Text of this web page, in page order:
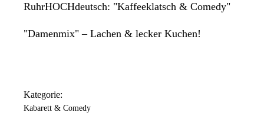
RuhrHOCHdeutsch: "Kaffeeklatsch & Comedy"
"Damenmix" – Lachen & lecker Kuchen!
Kategorie:
Kabarett & Comedy